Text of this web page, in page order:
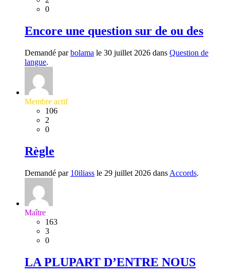
0
Encore une question sur de ou des
Demandé parbolama le 30 juillet 2026 dans Question de
langue.
Membre actif
106
2
0
Règle
Demandé par 10iliass le 29 juillet 2026 dans Accords.
Maître
163
3
0
LA PLUPART D’ENTRE NOUS